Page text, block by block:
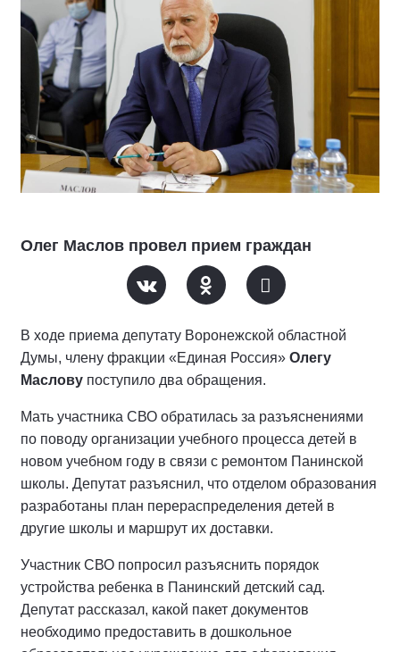
Олег Маслов провел прием граждан
В ходе приема депутату Воронежской областной
Думы, члену фракции «Единая Россия» Олегу
Маслову поступило два обращения.
Мать участника СВО обратилась за разъяснениями
по поводу организации учебного процесса детей в
новом учебном году в связи с ремонтом Панинской
школы. Депутат разъяснил, что отделом образования
разработаны план перераспределения детей в
другие школы и маршрут их доставки.
Участник СВО попросил разъяснить порядок
устройства ребенка в Панинский детский сад.
Депутат рассказал, какой пакет документов
необходимо предоставить в дошкольное